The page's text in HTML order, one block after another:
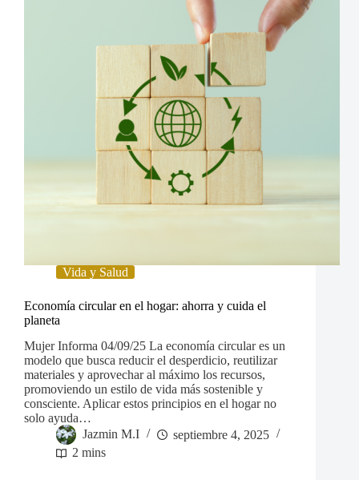
Vida y Salud
Economía circular en el hogar: ahorra y cuida el
planeta
Mujer Informa 04/09/25 La economía circular es un
modelo que busca reducir el desperdicio, reutilizar
materiales y aprovechar al máximo los recursos,
promoviendo un estilo de vida más sostenible y
consciente. Aplicar estos principios en el hogar no
solo ayuda…
Jazmin M.I
septiembre 4, 2025
2 mins